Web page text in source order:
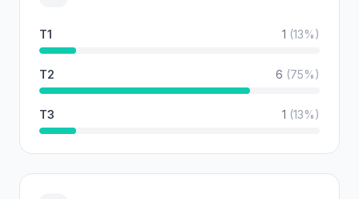
T1 1 (13%)
T2 6 (75%)
T3 1 (13%)